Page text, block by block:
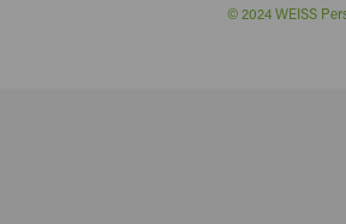
© 2024 WEISS